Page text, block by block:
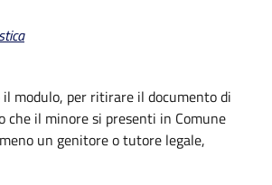
modulo, per ritirare il documento di
che il minore si presenti in Comune
un genitore o tutore legale,